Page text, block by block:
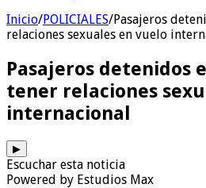
Inicio/POLICIALES/Pasajeros
relaciones sexuales en vuelo
Pasajeros detenidos
tener relaciones
internacional
▶
Escuchar esta noticia
Powered by Estudios Max